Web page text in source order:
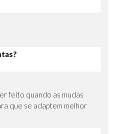
feito quando as mudas
que se adaptem melhor